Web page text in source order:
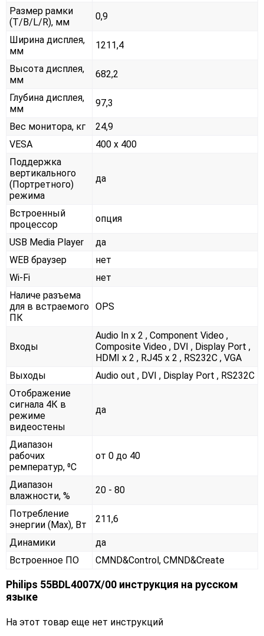
Размер рамки
(T/B/L/R), мм
0,9
Ширина дисплея,
мм
1211,4
Высота дисплея,
мм
682,2
Глубина дисплея,
мм
97,3
Вес монитора, кг
24,9
VESA
400 x 400
Поддержка
вертикального
(Портретного)
режима
да
Встроенный
процессор
опция
USB Media Player
да
WEB браузер
нет
Wi-Fi
нет
Наличе разъема
для в встраемого
ПК
OPS
Входы
Audio In x 2 , Component Video ,
Composite Video , DVI , Display Port ,
HDMI x 2 , RJ45 x 2 , RS232С , VGA
Выходы
Audio out , DVI , Display Port , RS232С
Отображение
сигнала 4К в
режиме
видеостены
да
Диапазон
рабочих
ремператур, ⁰С
от 0 до 40
Диапазон
влажности, %
20 - 80
Потребление
энергии (Max), Вт
211,6
Динамики
да
Встроенное ПО
CMND&Control, CMND&Create
Philips 55BDL4007X/00 инструкция на русском
языке
На этот товар еще нет инструкций